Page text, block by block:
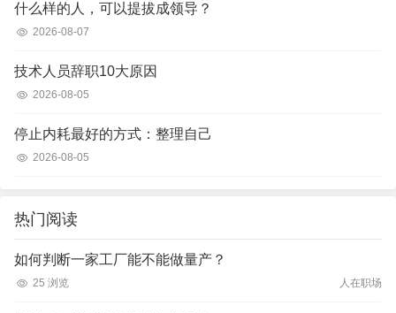
什么样的人，可以提拔成领导？
2026-08-07
技术人员辞职10大原因
2026-08-05
停止内耗最好的方式：整理自己
2026-08-05
热门阅读
如何判断一家工厂能不能做量产？
25 浏览 人在职场